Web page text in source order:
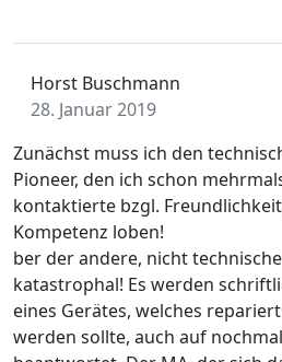
Horst Buschmann
28. Januar 2019
Zunächst muss ich den
Pioneer, den ich schon
kontaktierte bzgl.
Kompetenz loben!
ber der andere, nicht
katastrophal! Es werden
eines Gerätes, welches
werden sollte, auch auf